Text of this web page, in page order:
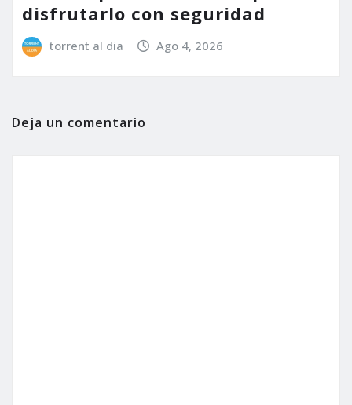
disfrutarlo con seguridad
torrent al dia Ago 4, 2026
Deja un comentario